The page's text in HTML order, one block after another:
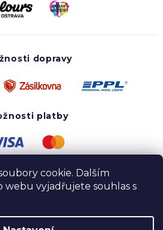
cookie. Dalším
vyjadřujete souhlas s
dopravy
platby